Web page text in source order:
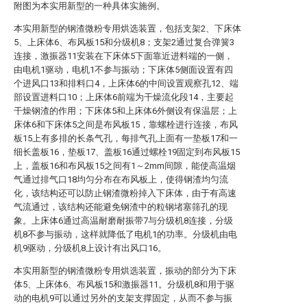
附图为本实用新型的一种具体实施例。
本实用新型的钢渣微粉专用烘选装置，包括支架2、下床体
5、上床体6、布风板15和分级机8；支架2通过复合弹簧3
连接，激振器11安装在下床体5下面靠近进料端的一侧，
由电机1驱动，电机1不参与振动；下床体5侧面设置有四
个进风口13和排料口4，上床体6的中间设置观察孔12、端
部设置进料口10；上床体6前端为干燥流化段14，主要起
干燥钢渣的作用；下床体5和上床体6外侧设有保温层；上
床体6和下床体5之间是布风板15，靠螺栓进行连接，布风
板15上有多排的长条气孔，每排气孔上面有一垫板17和一
细长盖板16，垫板17、盖板16通过螺栓19固定到布风板15
上，盖板16和布风板15之间有1～2mm间隙，能使高温烟
气通过排气口18均匀分布在布风板上，使得钢渣均匀流
化，该结构还可以防止钢渣微粉掉入下床体，由于有高速
气流通过，该结构还能避免钢渣中的粒钢堵塞筛孔的现
象。上床体6通过高温耐磨耐振带7与分级机8连接，分级
机8不参与振动，这样就降低了电机1的功率。分级机由电
机9驱动，分级机8上设计有出风口16。
本实用新型的钢渣微粉专用烘选装置，振动的部分为下床
体5、上床体6、布风板15和激振器11。分级机8和用于驱
动的电机9可以通过另外的支架支撑固定，从而不参与振